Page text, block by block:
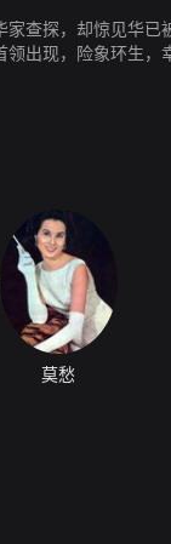
查探，却惊见华已
出现，险象环生，
莫愁